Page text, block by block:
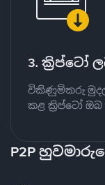
3. ක්‍රිප්ටෝ
විකිණුම්කරු
කළ ක්‍රිප්ටෝ ඔබ
P2P